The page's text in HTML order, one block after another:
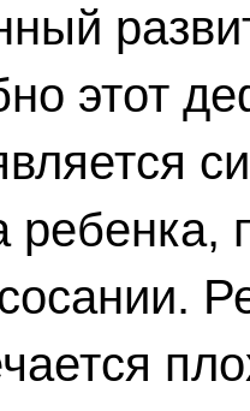
этот
ребенка,